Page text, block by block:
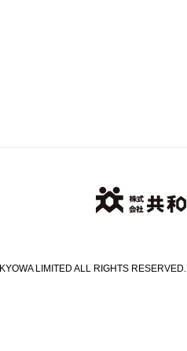
LIMITED ALL RIGHTS RESERVED.